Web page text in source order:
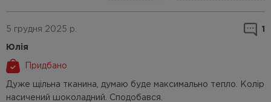
5 грудня 2025 р. 1
Юлія
Придбано
Дуже щільна тканина, думаю буде максимально тепло. Колір
насичений шоколадний. Сподобався.